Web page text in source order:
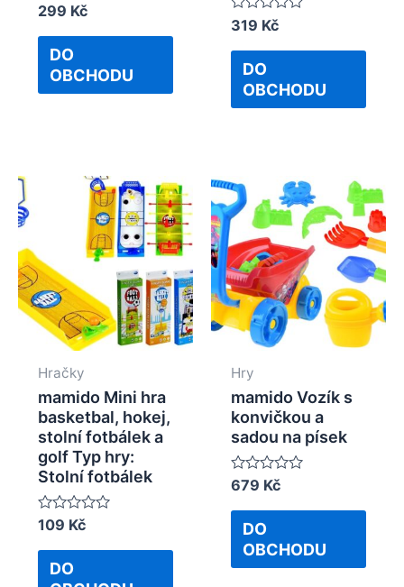
Rated
out
299 Kč
DO
OBCHODU
Rated
0
out
319 Kč
DO
OBCHODU
Hračky
mamido Mini hra
basketbal, hokej,
stolní fotbálek a
golf Typ hry:
Stolní fotbálek
Rated
out
109 Kč
DO
Hry
mamido Vozík s
konvičkou a
sadou na písek
Rated
out
679 Kč
DO
OBCHODU